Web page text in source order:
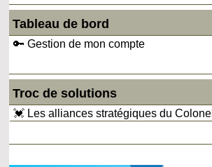
Tableau de bord
🔑 Gestion de mon compte
Troc de solutions
💓 Les alliances stratégiques du Colonel